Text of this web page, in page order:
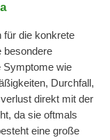
für die konkrete
besondere
Symptome wie
Durchfall,
direkt mit der
da sie oftmals
eine große